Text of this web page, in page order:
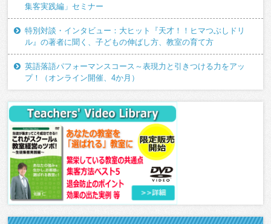
集客実践編」セミナー
特別対談・インタビュー：大ヒット『天才！！ヒマつぶしドリ
ル』の著者に聞く、子どもの伸ばし方、教室の育て方
英語落語パフォーマンスコース～表現力と引きつける力をアッ
プ！（オンライン開催、4か月）